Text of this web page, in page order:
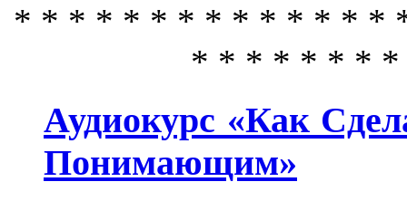
* * * * * * * * * * * * * *
* * * * * * *
Аудиокурс «Как
Понимающим»